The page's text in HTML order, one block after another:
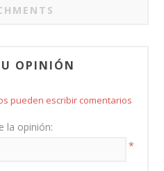
OPINIÓN
pueden escribir comentarios
la opinión:
*